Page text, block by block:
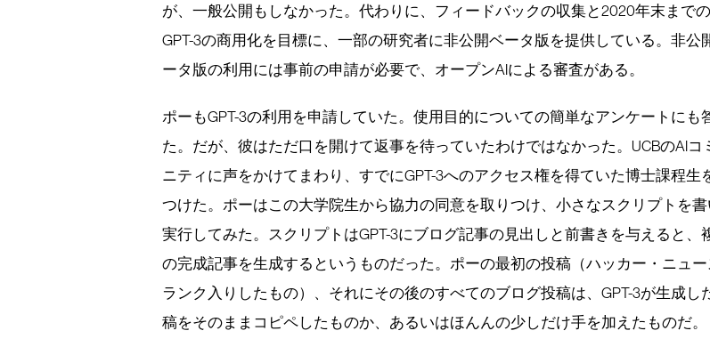
が、一般公開もしなかった。代わりに、フィードバックの収集と2020年末までの
GPT-3の商用化を目標に、一部の研究者に非公開ベータ版を提供している。非公
ータ版の利用には事前の申請が必要で、オープンAIによる審査がある。
ポーもGPT-3の利用を申請していた。使用目的についての簡単なアンケートにも
た。だが、彼はただ口を開けて返事を待っていたわけではなかった。UCBのAIコ
ニティに声をかけてまわり、すでにGPT-3へのアクセス権を得ていた博士課程生
つけた。ポーはこの大学院生から協力の同意を取りつけ、小さなスクリプトを書
実行してみた。スクリプトはGPT-3にブログ記事の見出しと前書きを与えると、
の完成記事を生成するというものだった。ポーの最初の投稿（ハッカー・ニュ
ランク入りしたもの）、それにその後のすべてのブログ投稿は、GPT-3が生成し
稿をそのままコピペしたものか、あるいはほんんの少しだけ手を加えたものだ。